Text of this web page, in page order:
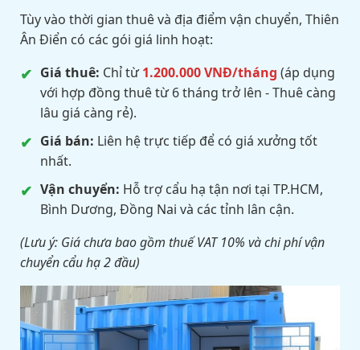
Tùy vào thời gian thuê và địa điểm vận chuyển, Thiên
Ân Điển có các gói giá linh hoạt:
Giá thuê: Chỉ từ1.200.000 VNĐ/tháng (áp dụng
với hợp đồng thuê từ 6 tháng trở lên - Thuê càng
lâu giá càng rẻ).
Giá bán: Liên hệ trực tiếp để có giá xưởng tốt
nhất.
Vận chuyển: Hỗ trợ cẩu hạ tận nơi tại TP.HCM,
Bình Dương, Đồng Nai và các tỉnh lân cận.
(Lưu ý: Giá chưa bao gồm thuế VAT 10% và chi phí vận
chuyển cẩu hạ 2 đầu)